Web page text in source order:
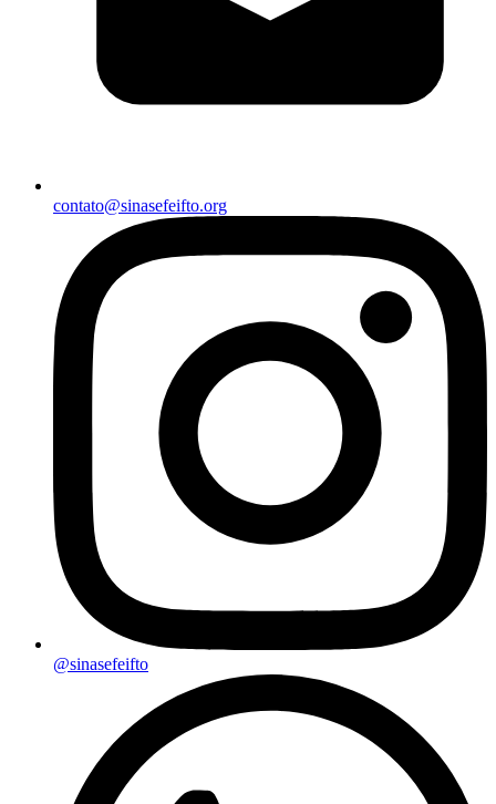
contato@sinasefeifto.org
@sinasefeifto